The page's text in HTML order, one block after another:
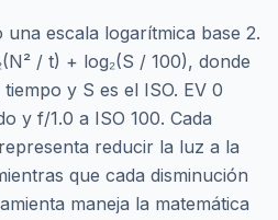
una escala logarítmica base 2.
/ t) + log₂(S / 100), donde
y S es el ISO. EV 0
y f/1.0 a ISO 100. Cada
reducir la luz a la
que cada disminución
maneja la matemática